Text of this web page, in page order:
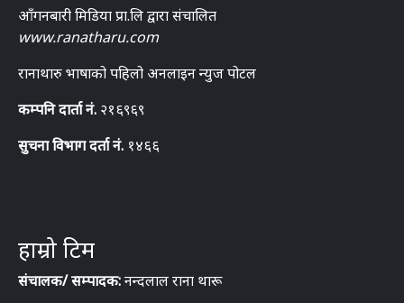
आँगनबारी मिडिया प्रा.लि द्वारा संचालित
www.ranatharu.com
रानाथारु भाषाको पहिलो अनलाइन न्युज पोटल
कम्पनि दार्ता नं. २१६९६९
सुचना विभाग दर्ता नं. १४६६
हाम्रो टिम
संचालक/ सम्पादक:नन्दलाल राना थारू